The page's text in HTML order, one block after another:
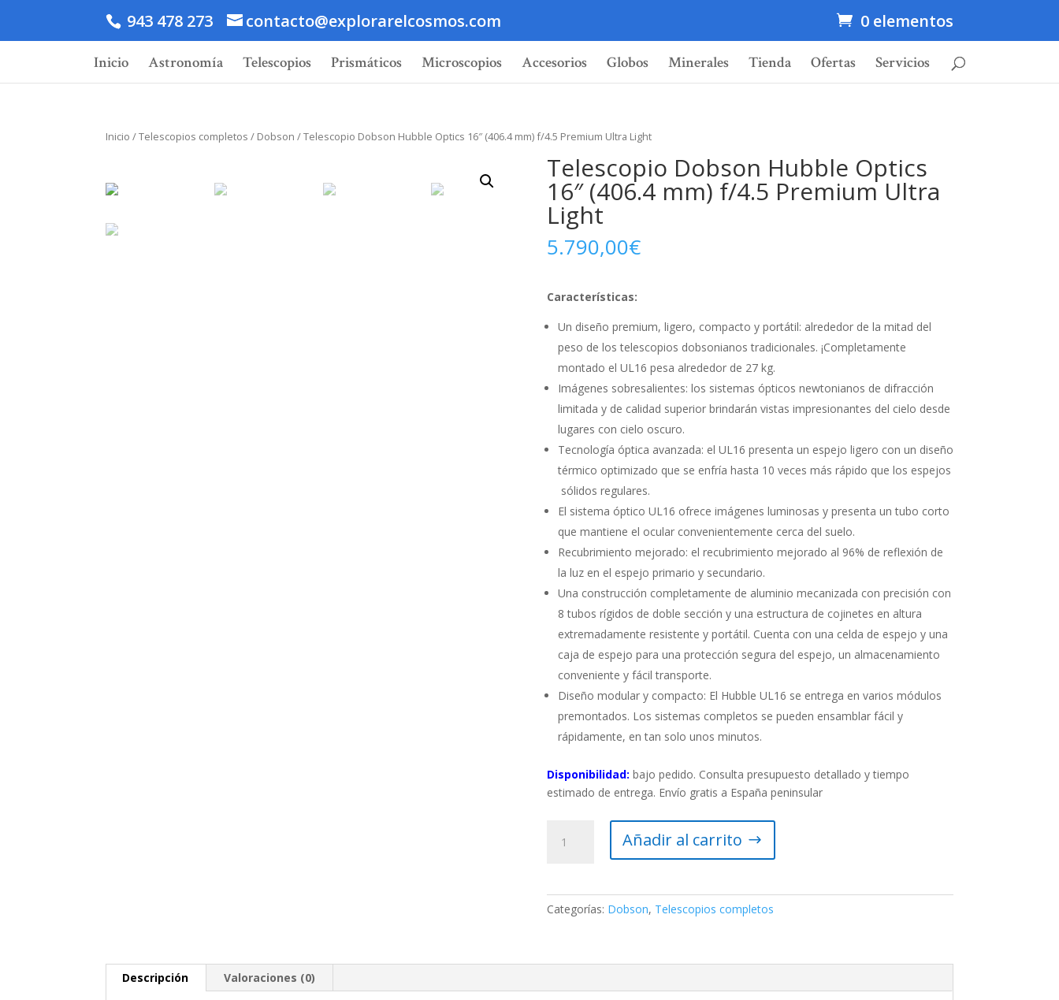
943 478 273 contacto@explorarelcosmos.com 0 elementos
Inicio Astronomía Telescopios Prismáticos Microscopios Accesorios Globos Minerales Tienda Ofertas Servicios
Inicio /Telescopios completos / Dobson / Telescopio Dobson Hubble Optics 16″ (406.4 mm) f/4.5 Premium Ultra Light
Telescopio Dobson Hubble Optics
16″ (406.4 mm) f/4.5 Premium Ultra
Light
5.790,00€
Características:
Un diseño premium, ligero, compacto y portátil: alrededor de la mitad del
peso de los telescopios dobsonianos tradicionales. ¡Completamente
montado el UL16 pesa alrededor de 27 kg.
Imágenes sobresalientes: los sistemas ópticos newtonianos de difracción
limitada y de calidad superior brindarán vistas impresionantes del cielo desde
lugares con cielo oscuro.
Tecnología óptica avanzada: el UL16 presenta un espejo ligero con un diseño
térmico optimizado que se enfría hasta 10 veces más rápido que los espejos
sólidos regulares.
El sistema óptico UL16 ofrece imágenes luminosas y presenta un tubo corto
que mantiene el ocular convenientemente cerca del suelo.
Recubrimiento mejorado: el recubrimiento mejorado al 96% de reflexión de
la luz en el espejo primario y secundario.
Una construcción completamente de aluminio mecanizada con precisión con
8 tubos rígidos de doble sección y una estructura de cojinetes en altura
extremadamente resistente y portátil. Cuenta con una celda de espejo y una
caja de espejo para una protección segura del espejo, un almacenamiento
conveniente y fácil transporte.
Diseño modular y compacto: El Hubble UL16 se entrega en varios módulos
premontados. Los sistemas completos se pueden ensamblar fácil y
rápidamente, en tan solo unos minutos.
Disponibilidad: bajo pedido. Consulta presupuesto detallado y tiempo
estimado de entrega. Envío gratis a España peninsular
Dobson
(406.4
Ultra
Añadir al carrito
Categorías: Dobson, Telescopios completos
Descripción Valoraciones (0)